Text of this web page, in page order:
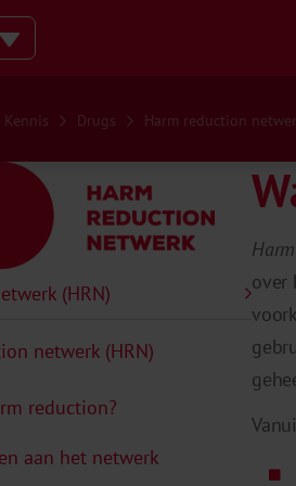
Kennis Drugs Harm reduction
(HRN)
netwerk (HRN)
reduction?
aan het netwerk
over